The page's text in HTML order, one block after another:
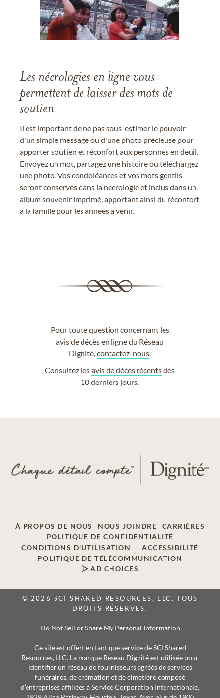
Les nécrologies en ligne vous
permettent de laisser des mots de
soutien
Il est important de ne pas sous-estimer le pouvoir
d'un simple message ou d'une photo précieuse pour
apporter soutien et réconfort aux personnes en deuil.
Envoyez un mot, partagez une histoire ou téléchargez
une photo. Vos condoléances et vos mots gentils
seront conservés dans la nécrologie et inclus dans un
album souvenir imprimé, apportant ainsi du réconfort
à la famille pour les années à venir.
Pour toute question concernant les
avis de décès en ligne du Réseau
Dignité,contactez-nous
Consultez lesavis de décès récentsdes
10 derniers jours.
À PROPOS DE NOUS NOUS JOINDRE
CARRIÈRES
POLITIQUE DE CONFIDENTIALITÉ
CONDITIONS D'UTILISATION
ACCESSIBILITÉ
POLITIQUE DE TÉLÉCOMMUNICATION
AD CHOICES
© 2026 SCI SHARED RESOURCES, LLC. TOUS
DROITS RÉSERVÉS.
Do Not Sell or Share My Personal Information
Ce site est offert en tant que service de SCI Shared
Resources, LLC. La marque Réseau Dignité est utilisée pour
identifier un réseau de fournisseurs agréés de services
funéraires, de crémation et de cimetière composé
d’entreprises affiliées à Service Corporation Internationale,